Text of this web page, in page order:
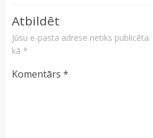
Atbildēt
Jūsu e-pasta adrese netiks publicēta.
kā *
Komentārs *